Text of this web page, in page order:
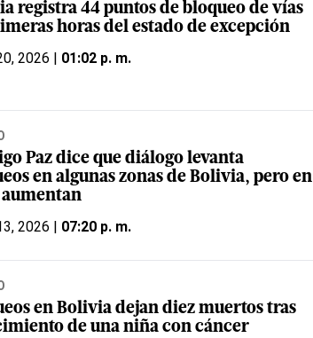
registra 44 puntos de bloqueo de vías
horas del estado de excepción
2026 | 01:02 p. m.
Paz dice que diálogo levanta
en algunas zonas de Bolivia, pero en
2026 | 07:20 p. m.
en Bolivia dejan diez muertos tras
de una niña con cáncer